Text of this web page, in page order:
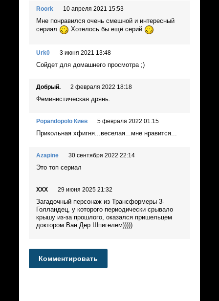
Roork 10 апреля 2021 15:53
Мне понравился очень смешной и интересный
сериал
Хотелось бы ещё серий
Urk0 3 июня 2021 13:48
Сойдет для домашнего просмотра ;)
Добрый. 2 февраля 2022 18:18
Феминистическая дрянь.
Popandopolo Киев 5 февраля 2022 01:15
Прикольная хфигня...веселая...мне нравится...
Azapine 30 сентября 2022 22:14
Это топ сериал
ХХХ 29 июня 2025 21:32
Загадочный персонаж из Трансформеры 3-
Голландец, у которого периодически срывало
крышу из-за прошлого, оказался пришельцем
доктором Ван Дер Шпигелем)))))
Комментировать